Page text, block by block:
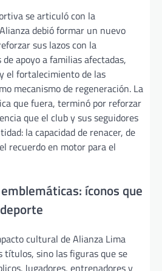
se articuló con la
debió formar un nuevo
sus lazos con la
apoyo a familias afectadas,
el fortalecimiento de las
mecanismo de regeneración. La
que fuera, terminó por reforzar
que el club y sus seguidores
la capacidad de renacer, de
recuerdo en motor para el
íconos que
cultural de Alianza Lima
títulos, sino las figuras que se
Jugadores, entrenadores y